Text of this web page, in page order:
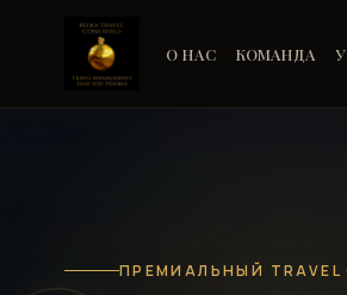
О НАС КОМАНДА
ПРЕМИАЛЬНЫЙ TRAVEL